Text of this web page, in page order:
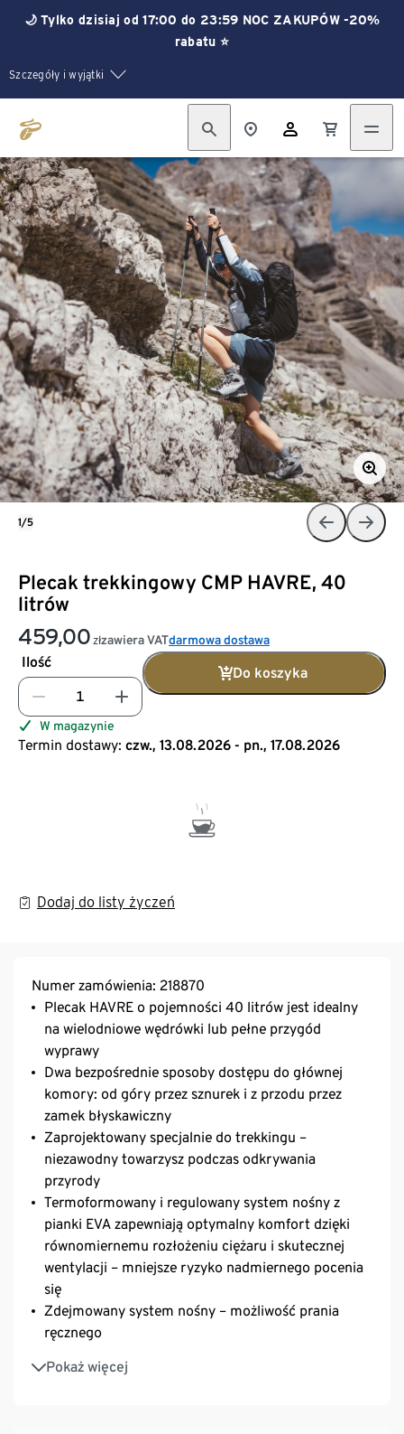
🌙 Tylko dzisiaj od 17:00 do 23:59 NOC ZAKUPÓW -20%
rabatu ⭐
Szczegóły i wyjątki
Plecak trekkingowy CMP HAVRE, 40
litrów
459,00 złzawiera VATdarmowa dostawa
Ilość
Do koszyka
W magazynie
Termin dostawy: czw., 13.08.2026 - pn., 17.08.2026
Dodaj do listy życzeń
1/5
Numer zamówienia: 218870
Plecak HAVRE o pojemności 40 litrów jest idealny
na wielodniowe wędrówki lub pełne przygód
wyprawy
Dwa bezpośrednie sposoby dostępu do głównej
komory: od góry przez sznurek i z przodu przez
zamek błyskawiczny
Zaprojektowany specjalnie do trekkingu –
niezawodny towarzysz podczas odkrywania
przyrody
Termoformowany i regulowany system nośny z
pianki EVA zapewniają optymalny komfort dzięki
równomiernemu rozłożeniu ciężaru i skutecznej
wentylacji – mniejsze ryzyko nadmiernego pocenia
się
Zdejmowany system nośny – możliwość prania
ręcznego
Pokaż więcej
Osłona przeciwdeszczowa chroni zawartość przed
lekkim deszczem i rozpryskami wody